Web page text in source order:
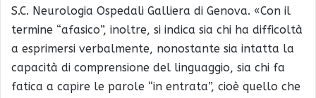
S.C. Neurologia Ospedali Galliera di Genova. «Con il
termine “afasico”, inoltre, si indica sia chi ha difficoltà
a esprimersi verbalmente, nonostante sia intatta la
capacità di comprensione del linguaggio, sia chi fa
fatica a capire le parole “in entrata”, cioè quello che